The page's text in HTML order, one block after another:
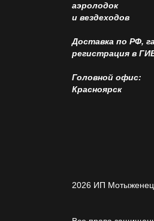
ИНН
КПП
Эл. почта
аэролодок
и вездеходов
Доставка по РФ,
регистрация в
Головной офис:
Красноярск
2026 ИП